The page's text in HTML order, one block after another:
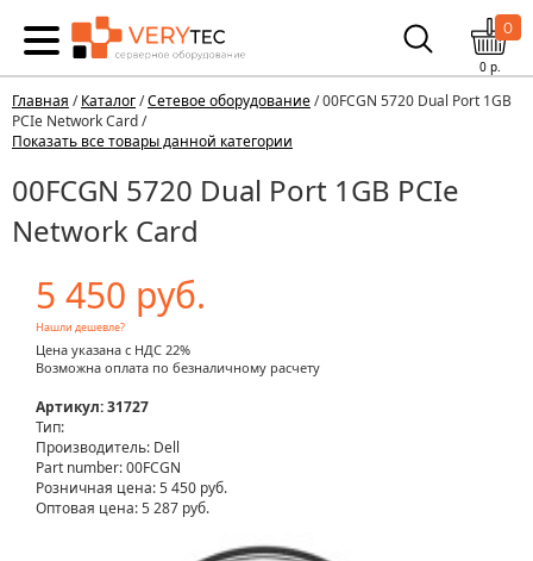
0
0р.
Главная /Каталог/Сетевое оборудование/ 00FCGN 5720 Dual Port 1GB
PCIe Network Card /
Показать все товары данной категории
00FCGN 5720 Dual Port 1GB PCIe
Network Card
5 450 руб.
Нашли дешевле?
Цена указана с НДС 22%
Возможна оплата по безналичному расчету
Артикул: 31727
Тип:
Производитель: Dell
Part number: 00FCGN
Розничная цена:5 450 руб.
Оптовая цена: 5 287 руб.